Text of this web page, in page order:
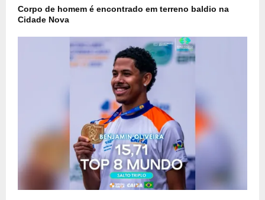
Corpo de homem é encontrado em terreno baldio na
Cidade Nova